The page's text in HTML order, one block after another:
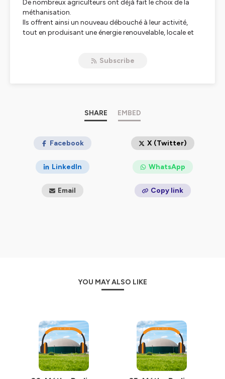
De nombreux agriculteurs ont déjà fait le choix de la
méthanisation.
Ils offrent ainsi un nouveau débouché à leur activité,
tout en produisant une énergie renouvelable, locale et
De vos premières réflexions à la mise en service de votre
donne des réponses concrètes pour vous lancer dans
du monde agricole, au début de votre réflexion ou déjà
podcasts.
ausha.co/politique-de-
confidentialitepour plus d'informations.
Subscribe
SHARE EMBED
Facebook X (Twitter)
LinkedIn WhatsApp
Email Copy link
YOU MAY ALSO LIKE